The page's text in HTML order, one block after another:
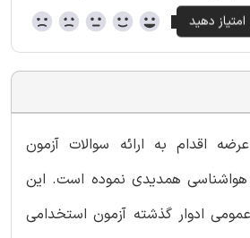
اقدام به ارائه سوالات آزمون
همدیدی نموده است. این
ادوار گذشته آزمون استخدامی